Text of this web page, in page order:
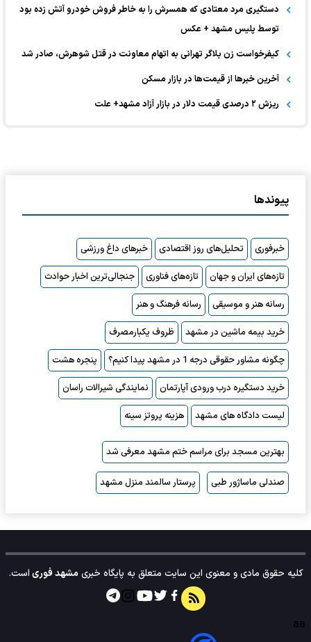
دستگیری مرد معتادی که همسرش را به خاطر فروش خودرو آتش زده بود
توسط پلیس مشهد + عکس
کیفرخواست زن بلاگر تهرانی به اتهام معاونت در قتل شوهرش، صادر شد
آخرین خبر‌ها از قیمت‌ها در بازار مسکن
ریزش ۲ درصدی قیمت دلار در بازار آزاد مشهد+ علت
پیوندها
خبرفوری تحلیل‌های روز اقتصادی
خبرهای داغ ورزشی
تازه‌های ایران و جهان
تازه‌های فناوری
جنجالی‌ترین اخبار حوادث
رسانه هنر و موسیقی
رسانه فرهنگ و هنر
خرید بیمه ماشین در مشهد
ظروف یکبارمصرف
چگونه مشاور حقوقی درجه 1 در مشهد پیدا کنیم؟
پنجره هشت
خرید دستگیره درب ورودی آپارتمان
نمایندگی شیرالات راسان
لیست دادگاه های مشهد
هزینه پروتز سینه
بهترین مسجد برای مراسم ختم مشهد معرفی شد
صندلی ماساژور طبی پرستار سالمند منزل مشهد
کلیه حقوق مادی و معنوی این سایت متعلق به پایگاه خبریمشهد فوریاست.
aa